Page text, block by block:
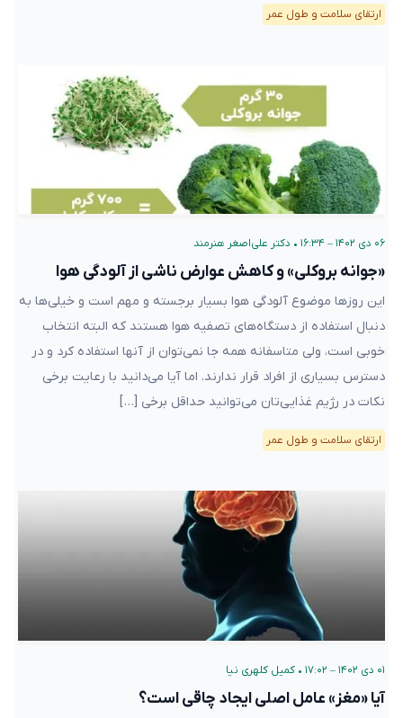
ارتقای سلامت و طول عمر
۰۶ دی ۱۴۰۲ – ۱۶:۳۴ • دکتر علی‌اصغر هنرمند
«جوانه بروکلی» و کاهش عوارض ناشی از آلودگی هوا
این روزها موضوع آلودگی هوا بسیار برجسته و مهم است و خیلی‌ها به
دنبال استفاده از دستگاه‌های تصفیه هوا هستند که البته انتخاب
خوبی است، ولی متاسفانه همه جا نمی‌توان از آنها استفاده کرد و در
دسترس بسیاری از افراد قرار ندارند. اما آیا می‌دانید با رعایت برخی
نکات در رژیم غذایی‌تان می‌توانید حداقل برخی […]
ارتقای سلامت و طول عمر
۰۱ دی ۱۴۰۲ – ۱۷:۰۲ • کمیل کلهری نیا
آیا «مغز» عامل اصلی ایجاد چاقی است؟